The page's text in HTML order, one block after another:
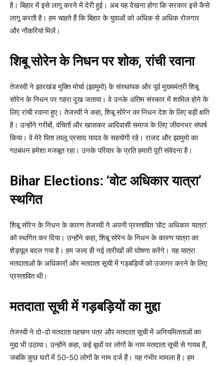
है। बिहार में इसे लागू करने में देरी हुई। अब यह देखना होगा कि सरकार इसे कैसे
लागू करती है। हम चाहते हैं कि बिहार के युवाओं को अधिक से अधिक रोजगार
और नौकरियां मिलें।
शिबू सोरेन के निधन पर शोक, रांची रवाना
तेजस्वी ने झारखंड मुक्ति मोर्चा (झामुमो) के संस्थापक और पूर्व मुख्यमंत्री शिबू
सोरेन के निधन पर गहरा दुख जताया। वे उनके अंतिम संस्कार में शामिल होने के
लिए रांची रवाना हुए। तेजस्वी ने कहा, शिबू सोरेन का निधन देश के लिए बड़ी क्षति
है। उन्होंने गरीबों, वंचितों और खासकर आदिवासी समाज के लिए जीवनभर संघर्ष
किया। वे मेरे पिता लालू प्रसाद यादव के सहयोगी रहे। राजद और झामुमो का
गठबंधन हमेशा मजबूत रहा। उनके परिवार के प्रति हमारी पूरी संवेदना है।
Bihar Elections: ‘वोट अधिकार यात्रा’
स्थगित
शिबू सोरेन के निधन के कारण तेजस्वी ने अपनी प्रस्तावित ‘वोट अधिकार यात्रा’
को स्थगित कर दिया। उन्होंने कहा, शिबू सोरेन के निधन के कारण यात्रा का
शेड्यूल बदल गया है। हम जल्द ही नई तारीखों की घोषणा करेंगे। यह यात्रा
मतदाताओं के अधिकारों और मतदाता सूची में गड़बड़ियों को उजागर करने के लिए
प्रस्तावित थी।
मतदाता सूची में गड़बड़ियों का मुद्दा
तेजस्वी ने दो-दो मतदाता पहचान पत्र और मतदाता सूची में अनियमितताओं का
मुद्दा भी उठाया। उन्होंने कहा, कई बूथों पर लोगों के नाम मतदाता सूची से गायब हैं,
जबकि कुछ घरों में 50-50 लोगों के नाम दर्ज हैं। यह गंभीर मामला है। हम